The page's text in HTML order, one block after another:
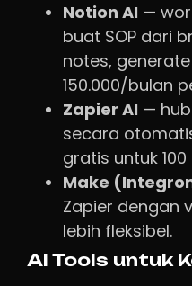
Notion AI —
buat SOP dari
notes,
150.000/bulan
Zapier AI —
secara
gratis untuk
Make
Zapier dengan
lebih fleksibel.
AI Tools untuk